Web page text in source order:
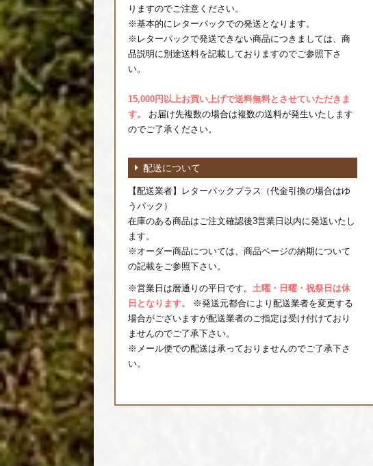
りますのでご注意ください。
※基本的にレターパックでの発送となります。
※レターパックで発送できない商品につきましては、商
品説明に別途送料を記載しておりますのでご参照下さ
い。
15,000円以上お買い上げで送料無料とさせていただきま
す。
お届け先複数の場合は複数の送料が発生いたします
のでご了承ください。
配送について
【配送業者】レターパックプラス（代金引換の場合はゆ
うパック）
在庫のある商品はご注文確認後3営業日以内に発送いたし
ます。
※オーダー商品については、商品ページの納期について
の記載をご参照下さい。
※営業日は暦通りの平日です。 土曜・日曜・祝祭日は休
日となります。
※発送元都合により配送業者を変更する
場合がございますが配送業者のご指定は受け付けており
ませんのでご了承下さい。
※メール便での配送は承っておりませんのでご了承下さ
い。